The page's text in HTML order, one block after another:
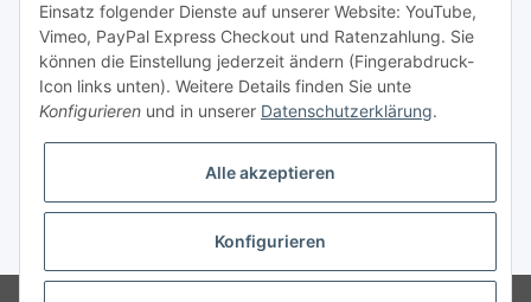
Gesetzliche Informationen
Vertrag widerrufen
* Alle Preise zzgl. gesetzlicher USt., zzgl.Versand
Einsatz folgender Dienste auf unserer Website: YouTube,
Vimeo, PayPal Express Checkout und Ratenzahlung. Sie
können die Einstellung jederzeit ändern (Fingerabdruck-
Icon links unten). Weitere Details finden Sie unte
Konfigurieren und in unserer Datenschutzerklärung.
Alle akzeptieren
Konfigurieren